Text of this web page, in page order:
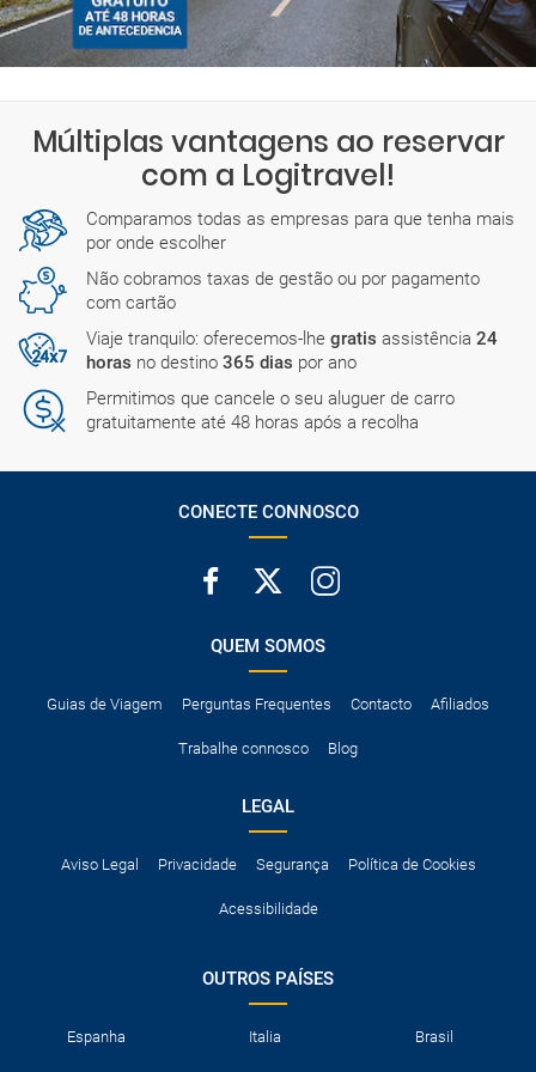
Múltiplas vantagens ao reservar
com a Logitravel!
Comparamos todas as empresas para que tenha mais
por onde escolher
Não cobramos taxas de gestão ou por pagamento
com cartão
Viaje tranquilo: oferecemos-lhe gratis assistência 24
horas no destino 365 dias por ano
Permitimos que cancele o seu aluguer de carro
gratuitamente até 48 horas após a recolha
CONECTE CONNOSCO
QUEM SOMOS
Guias de Viagem Perguntas Frequentes Contacto Afiliados
Trabalhe connosco Blog
LEGAL
Aviso Legal Privacidade Segurança Política de Cookies
Acessibilidade
OUTROS PAÍSES
Espanha Italia Brasil